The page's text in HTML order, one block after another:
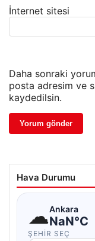
İnternet sitesi
Daha sonraki
posta adresim ve
kaydedilsin.
Hava Durumu
☁Ankara
NaN°C
ŞEHIR SEÇ